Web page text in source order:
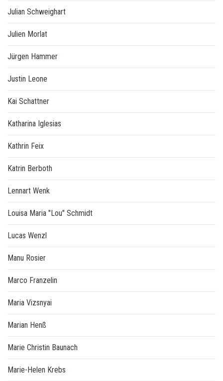
Julian Schweighart
Julien Morlat
Jürgen Hammer
Justin Leone
Kai Schattner
Katharina Iglesias
Kathrin Feix
Katrin Berboth
Lennart Wenk
Louisa Maria "Lou" Schmidt
Lucas Wenzl
Manu Rosier
Marco Franzelin
Maria Vizsnyai
Marian Henß
Marie Christin Baunach
Marie-Helen Krebs